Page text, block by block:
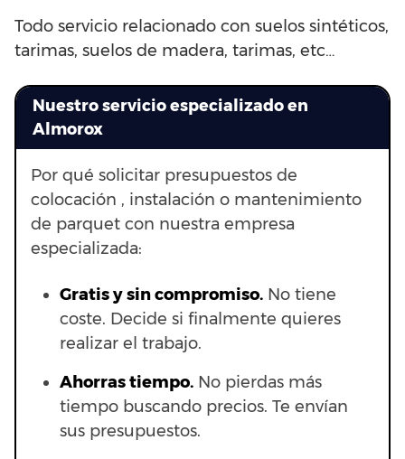
Todo servicio relacionado con suelos sintéticos,
tarimas, suelos de madera, tarimas, etc…
Nuestro servicio especializado en
Almorox
Por qué solicitar presupuestos de
colocación , instalación o mantenimiento
de parquet con nuestra empresa
especializada:
Gratis y sin compromiso. No tiene
coste. Decide si finalmente quieres
realizar el trabajo.
Ahorras tiempo. No pierdas más
tiempo buscando precios. Te envían
sus presupuestos.